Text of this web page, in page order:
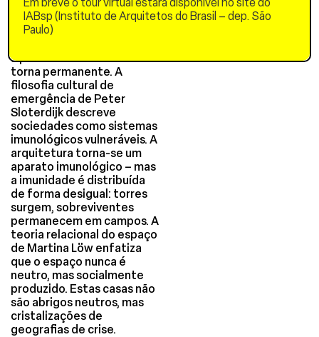
se a regra. Na Turquia, isso
é visível no deslocamento
tardio: abrigos são
a provisionalidade em si se
torna permanente. A
filosofia cultural de
emergência de Peter
Sloterdijk descreve
sociedades como sistemas
imunológicos vulneráveis. A
arquitetura torna-se um
aparato imunológico – mas
a imunidade é distribuída
de forma desigual: torres
surgem, sobreviventes
permanecem em campos. A
teoria relacional do espaço
de Martina Löw enfatiza
que o espaço nunca é
neutro, mas socialmente
produzido. Estas casas não
são abrigos neutros, mas
cristalizações de
geografias de crise.
IABsp (Instituto de Arquitetos do Brasil – dep. São
Paulo)